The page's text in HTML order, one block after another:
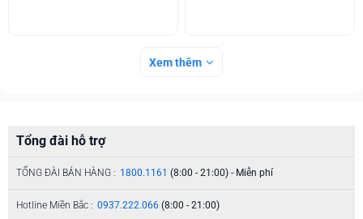
Xem thêm
Tổng đài hỗ trợ
TỔNG ĐÀI BÁN HÀNG : 1800.1161 (8:00 - 21:00) - Miễn phí
Hotline Miền Bắc : 0937.222.066 (8:00 - 21:00)